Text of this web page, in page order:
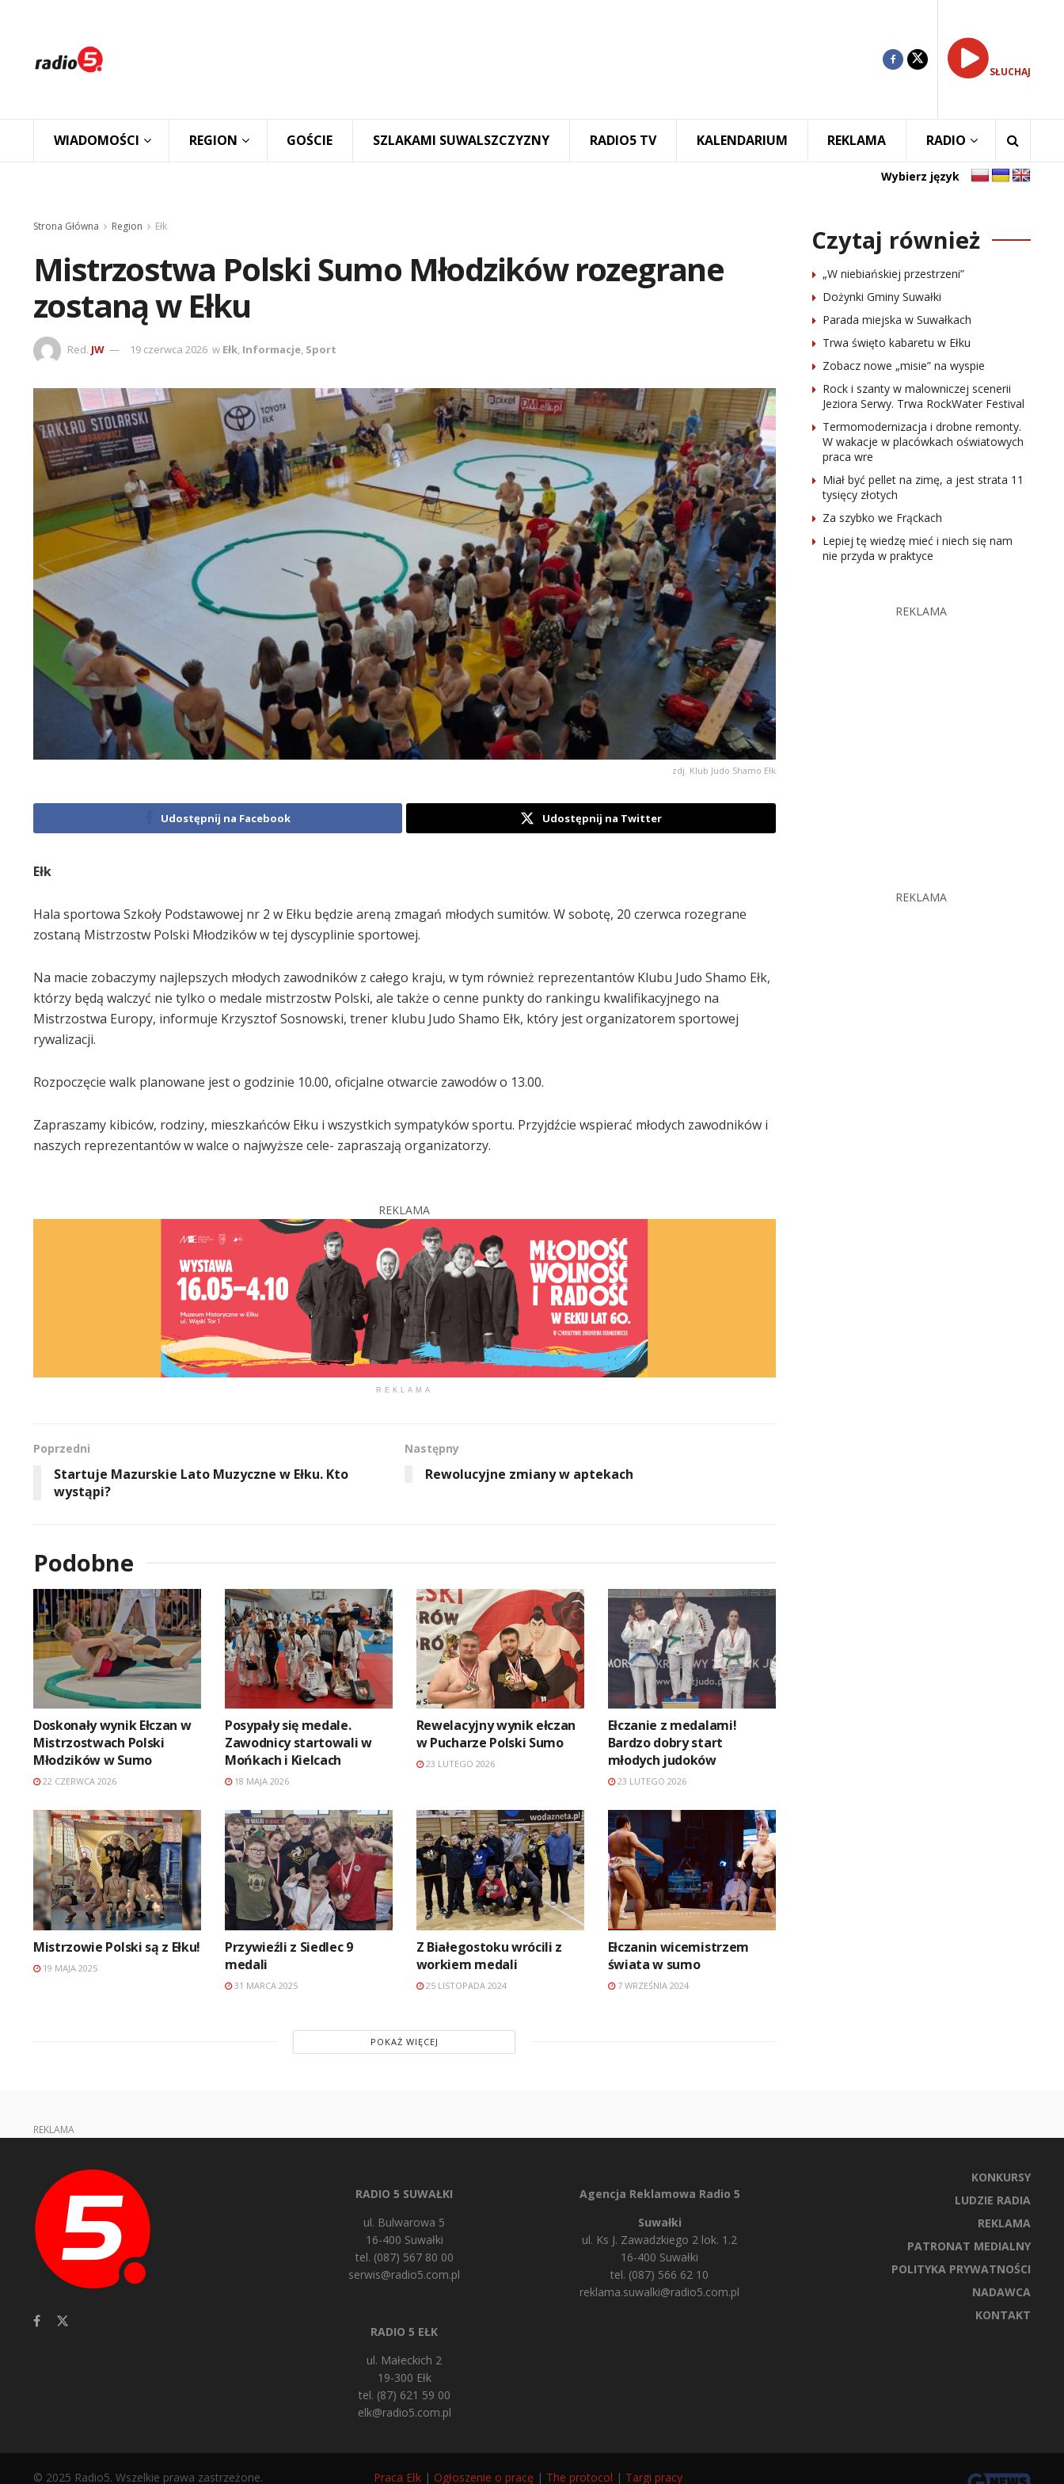
SŁUCHAJ
WIADOMOŚCI REGION GOŚCIE SZLAKAMI SUWALSZCZYZNY RADIO5 TV KALENDARIUM REKLAMA RADIO
Wybierz język
Strona Główna Region Ełk
Mistrzostwa Polski Sumo Młodzików rozegrane
zostaną w Ełku
Red. JW 19 czerwca 2026 w Ełk, Informacje, Sport
zdj. Klub Judo Shamo Ełk
Udostępnij na Facebook Udostępnij na Twitter
Ełk
Hala sportowa Szkoły Podstawowej nr 2 w Ełku będzie areną zmagań młodych sumitów. W sobotę, 20 czerwca rozegrane
zostaną Mistrzostw Polski Młodzików w tej dyscyplinie sportowej.
Na macie zobaczymy najlepszych młodych zawodników z całego kraju, w tym również reprezentantów Klubu Judo Shamo Ełk,
którzy będą walczyć nie tylko o medale mistrzostw Polski, ale także o cenne punkty do rankingu kwalifikacyjnego na
Mistrzostwa Europy, informuje Krzysztof Sosnowski, trener klubu Judo Shamo Ełk, który jest organizatorem sportowej
rywalizacji.
Rozpoczęcie walk planowane jest o godzinie 10.00, oficjalne otwarcie zawodów o 13.00.
Zapraszamy kibiców, rodziny, mieszkańców Ełku i wszystkich sympatyków sportu. Przyjdźcie wspierać młodych zawodników i
naszych reprezentantów w walce o najwyższe cele- zapraszają organizatorzy.
REKLAMA
REKLAMA
Poprzedni
Startuje Mazurskie Lato Muzyczne w Ełku. Kto
wystąpi?
Następny
Rewolucyjne zmiany w aptekach
Podobne
Doskonały wynik Ełczan w
Mistrzostwach Polski
Młodzików w Sumo
22 CZERWCA 2026
Posypały się medale.
Zawodnicy startowali w
Mońkach i Kielcach
18 MAJA 2026
Rewelacyjny wynik ełczan
w Pucharze Polski Sumo
23 LUTEGO 2026
Ełczanie z medalami!
Bardzo dobry start
młodych judoków
23 LUTEGO 2026
Mistrzowie Polski są z Ełku!
19 MAJA 2025
Przywieźli z Siedlec 9
medali
31 MARCA 2025
Z Białegostoku wrócili z
workiem medali
25 LISTOPADA 2024
Ełczanin wicemistrzem
świata w sumo
7 WRZEŚNIA 2024
POKAŻ WIĘCEJ
Czytaj również
„W niebiańskiej przestrzeni”
Dożynki Gminy Suwałki
Parada miejska w Suwałkach
Trwa święto kabaretu w Ełku
Zobacz nowe „misie” na wyspie
Rock i szanty w malowniczej scenerii
Jeziora Serwy. Trwa RockWater Festival
Termomodernizacja i drobne remonty.
W wakacje w placówkach oświatowych
praca wre
Miał być pellet na zimę, a jest strata 11
tysięcy złotych
Za szybko we Frąckach
Lepiej tę wiedzę mieć i niech się nam
nie przyda w praktyce
REKLAMA
REKLAMA
REKLAMA
RADIO 5 SUWAŁKI
ul. Bulwarowa 5
16-400 Suwałki
tel. (087) 567 80 00
serwis@radio5.com.pl
RADIO 5 EŁK
ul. Małeckich 2
19-300 Ełk
tel. (87) 621 59 00
elk@radio5.com.pl
Agencja Reklamowa Radio 5
Suwałki
ul. Ks J. Zawadzkiego 2 lok. 1.2
16-400 Suwałki
tel. (087) 566 62 10
reklama.suwalki@radio5.com.pl
KONKURSY
LUDZIE RADIA
REKLAMA
PATRONAT MEDIALNY
POLITYKA PRYWATNOŚCI
NADAWCA
KONTAKT
© 2025 Radio5. Wszelkie prawa zastrzeżone. Praca Ełk | Ogłoszenie o pracę | The protocol | Targi pracy